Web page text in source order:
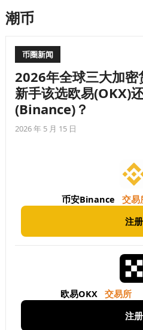
潮币
币圈新闻
2026年全球三大加密
新手该选欧易(OKX)
(Binance)？
2026 年 5 月 15 日
币安Binance 交易
注册
欧易OKX 交易所
注册